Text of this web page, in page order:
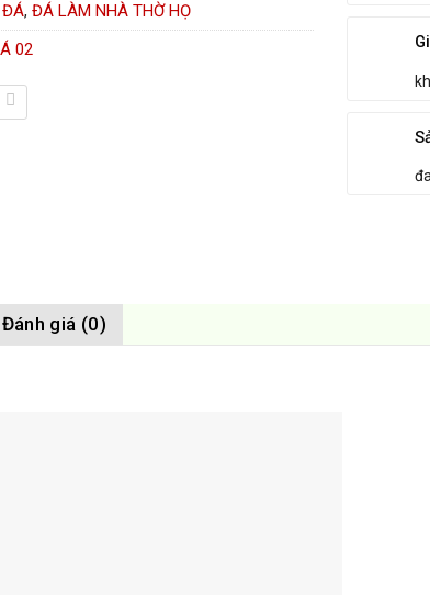
ĐÁ, ĐÁ LÀM NHÀ THỜ HỌ
02
Đánh giá (0)